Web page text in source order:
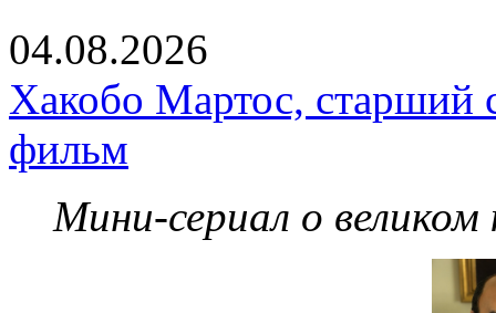
04.08.2026
Хакобо Мартос, старший
фильм
Мини-сериал о великом